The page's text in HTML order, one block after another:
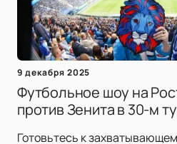
9 декабря 2025
Футбольное шоу на
против Зенита в 30-м
Готовьтесь к